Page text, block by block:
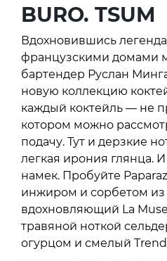
BURO. TSUM
Вдохновившись
французскими домами
бартендер Руслан
новую коллекцию
каждый коктейль — не
котором можно
подачу. Тут и дерзкие
легкая ирония глянца.
намек. Пробуйте
инжиром и сорбетом из
вдохновляющий La
травяной ноткой
огурцом и смелый